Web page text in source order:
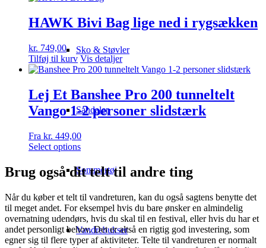
Sko & Støvler
Sandaler
Sommertøj
Vandrebukser
HAWK Bivi Bag lige ned i rygsækken
kr. 749,00
Tilføj til kurv Vis detaljer
Lej Et Banshee Pro 200 tunneltelt
Vango 1-2 personer slidstærk
Fra kr. 449,00
Select options
Brug også dit telt til andre ting
Når du køber et telt til vandreturen, kan du også sagtens benytte det
til meget andet. For eksempel hvis du bare ønsker en almindelig
overnatning udendørs, hvis du skal til en festival, eller hvis du har et
andet personligt behov. Det er altså en rigtig god investering, som
egner sig til flere typer af aktiviteter. Telte til vandreturen er normalt